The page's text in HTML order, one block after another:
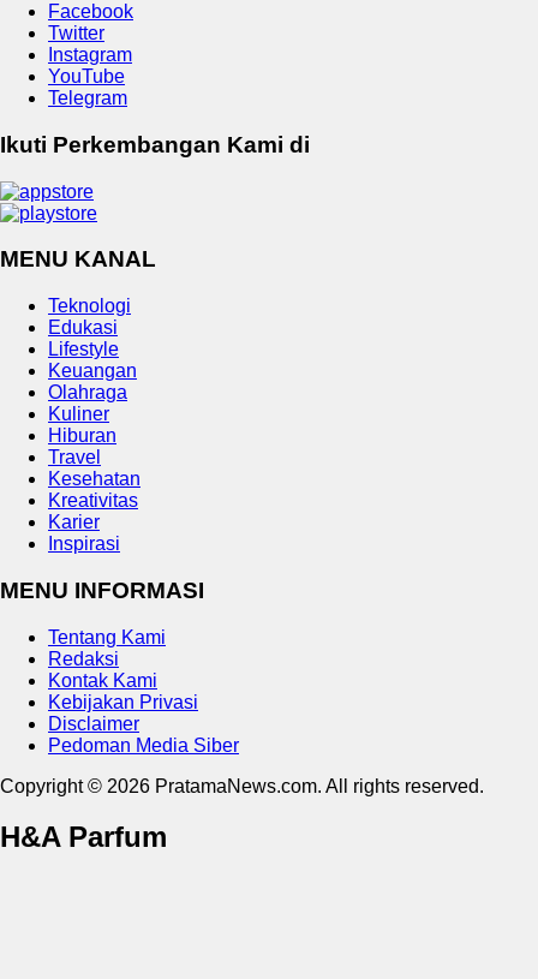
Facebook
Twitter
Instagram
YouTube
Telegram
Ikuti Perkembangan Kami di
MENU KANAL
Teknologi
Edukasi
Lifestyle
Keuangan
Olahraga
Kuliner
Hiburan
Travel
Kesehatan
Kreativitas
Karier
Inspirasi
MENU INFORMASI
Tentang Kami
Redaksi
Kontak Kami
Kebijakan Privasi
Disclaimer
Pedoman Media Siber
Copyright © 2026 PratamaNews.com. All rights reserved.
H&A Parfum